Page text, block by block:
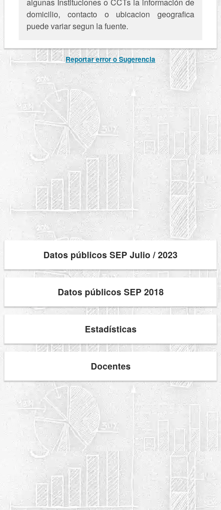
algunas Instituciones o CCTs la información de
domicilio, contacto o ubicacion geografica
puede variar segun la fuente.
Reportar error o Sugerencia
Datos públicos SEP Julio / 2023
Datos públicos SEP 2018
Estadísticas
Docentes